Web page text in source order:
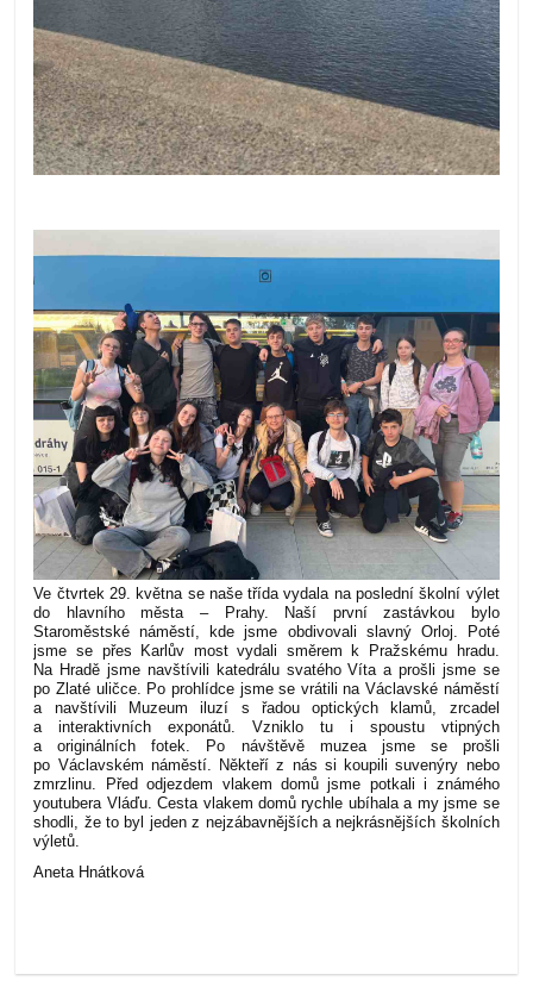
Ve čtvrtek 29. května se naše třída vydala na poslední školní výlet
do hlavního města – Prahy. Naší první zastávkou bylo
Staroměstské náměstí, kde jsme obdivovali slavný Orloj. Poté
jsme se přes Karlův most vydali směrem k Pražskému hradu.
Na Hradě jsme navštívili katedrálu svatého Víta a prošli jsme se
po Zlaté uličce. Po prohlídce jsme se vrátili na Václavské náměstí
a navštívili Muzeum iluzí s řadou optických klamů, zrcadel
a interaktivních exponátů. Vzniklo tu i spoustu vtipných
a originálních fotek. Po návštěvě muzea jsme se prošli
po Václavském náměstí. Někteří z nás si koupili suvenýry nebo
zmrzlinu. Před odjezdem vlakem domů jsme potkali i známého
youtubera Vláďu. Cesta vlakem domů rychle ubíhala a my jsme se
shodli, že to byl jeden z nejzábavnějších a nejkrásnějších školních
výletů.
Aneta Hnátková